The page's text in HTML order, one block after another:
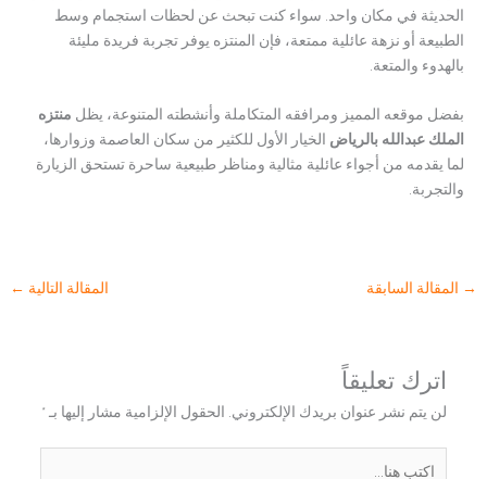
الحديثة في مكان واحد. سواء كنت تبحث عن لحظات استجمام وسط
الطبيعة أو نزهة عائلية ممتعة، فإن المنتزه يوفر تجربة فريدة مليئة
بالهدوء والمتعة.
بفضل موقعه المميز ومرافقه المتكاملة وأنشطته المتنوعة، يظل منتزه
الملك عبدالله بالرياض الخيار الأول للكثير من سكان العاصمة وزوارها،
لما يقدمه من أجواء عائلية مثالية ومناظر طبيعية ساحرة تستحق الزيارة
والتجربة.
→ المقالة السابقة المقالة التالية ←
اترك تعليقاً
لن يتم نشر عنوان بريدك الإلكتروني. الحقول الإلزامية مشار إليها بـ *